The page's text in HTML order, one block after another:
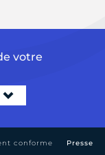
votre
conforme Presse